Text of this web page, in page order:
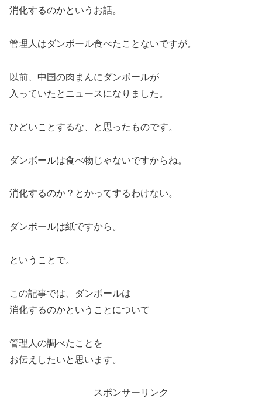
消化するのかというお話。
管理人はダンボール食べたことないですが。
以前、中国の肉まんにダンボールが
入っていたとニュースになりました。
ひどいことするな、と思ったものです。
ダンボールは食べ物じゃないですからね。
消化するのか？とかってするわけない。
ダンボールは紙ですから。
ということで。
この記事では、ダンボールは
消化するのかということについて
管理人の調べたことを
お伝えしたいと思います。
スポンサーリンク